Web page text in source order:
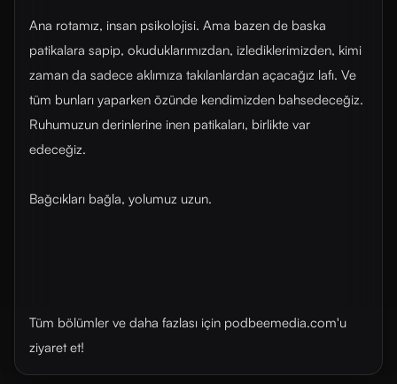
Ana rotamız, insan psikolojisi. Ama bazen de baska
patikalara sapip, okuduklarımızdan, izlediklerimizden, kimi
zaman da sadece aklımıza takılanlardan açacağız lafı. Ve
tüm bunları yaparken özünde kendimizden bahsedeceğiz.
Ruhumuzun derinlerine inen patikaları, birlikte var
edeceğiz.
Bağcıkları bağla, yolumuz uzun.
Tüm bölümler ve daha fazlası için ⁠podbeemedia.com⁠'u
ziyaret et!